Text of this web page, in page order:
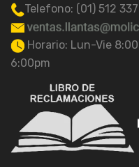
Telefono: (01) 512
Horario: Lun-Vie
6:00pm